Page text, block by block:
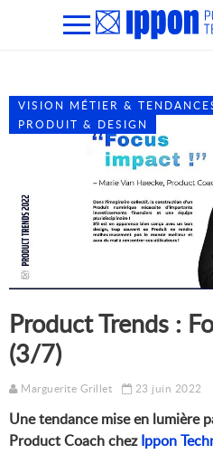
VISION MÉTIER &
PRODUIT & DESIGN
Product Trends :
(3/7)
Marguerite Grillet 23 juin 2022
Une tendance mise en lumière
Product Coach chezIppon